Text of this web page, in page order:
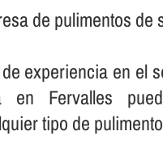
de pulimentos de
experiencia en el
Fervalles
tipo de